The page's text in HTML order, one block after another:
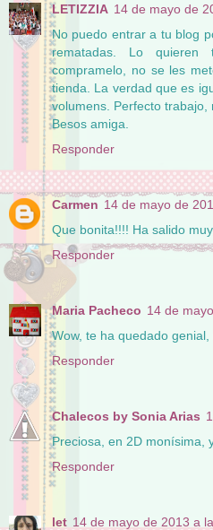
LETIZZIA 14 de mayo de
No puedo entrar a tu blog
rematadas. Lo quieren
compramelo, no se les
tienda. La verdad que es
volumens. Perfecto trabajo,
Besos amiga.
Responder
Carmen 14 de mayo de
Que bonita!!!! Ha salido
Responder
Maria Pacheco 14 de
Wow, te ha quedado
Responder
Chalecos by Sonia Arias
Preciosa, en 2D monísima,
Responder
let 14 de mayo de 2013 a